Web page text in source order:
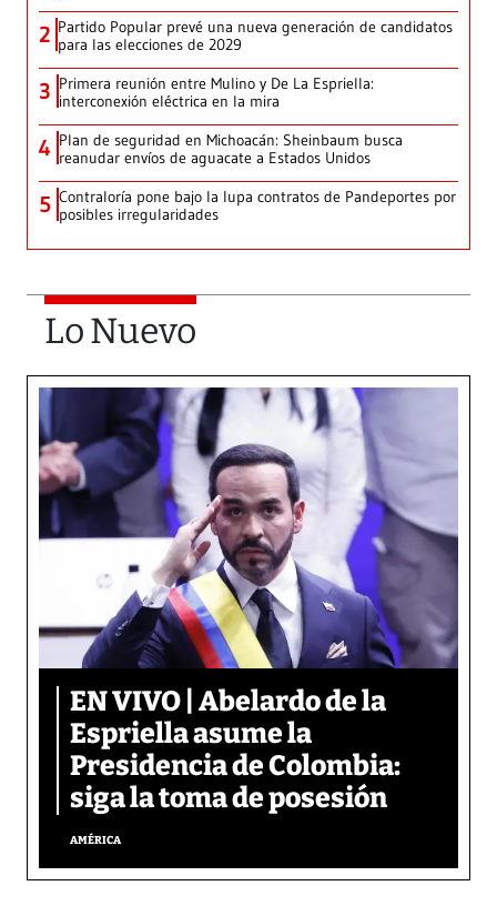
2 Partido Popular prevé una nueva generación de candidatos
para las elecciones de 2029
3 Primera reunión entre Mulino y De La Espriella:
interconexión eléctrica en la mira
4 Plan de seguridad en Michoacán: Sheinbaum busca
reanudar envíos de aguacate a Estados Unidos
5 Contraloría pone bajo la lupa contratos de Pandeportes por
posibles irregularidades
Lo Nuevo
EN VIVO | Abelardo de la
Espriella asume la
Presidencia de Colombia:
siga la toma de posesión
AMÉRICA